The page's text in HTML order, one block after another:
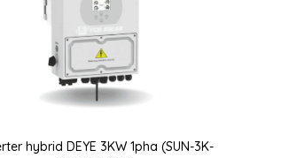
hybrid DEYE 3KW 1pha (SUN-3K-